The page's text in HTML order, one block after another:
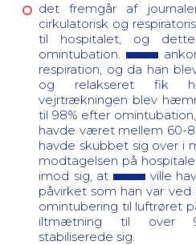
det fremgår af
cirkulatorisk og
til hospitalet, og
omintubation.
respiration, og da han
og relakseret fik
vejrtrækningen blev
til 98% efter
havde været mellem 60-
havde skubbet sig over i
modtagelsen på
imod sig, at
ville
påvirket som han var
omintubering til luftrøret
iltmætning til over
stabiliserede sig.